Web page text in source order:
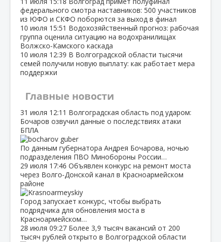
федерального смотра наставников: 500 участников
из ЮФО и СКФО поборются за выход в финал
10 июля 15:51 Водохозяйственный прогноз: рабочая
группа оценила ситуацию на водохранилищах
Волжско‑Камского каскада
10 июля 12:39 В Волгоградской области тысячи
семей получили новую выплату: как работает мера
поддержки
Главные новости
31 июля 12:11 Волгоградская область под ударом:
Бочаров озвучил данные о последствиях атаки
БПЛА
По данным губернатора Андрея Бочарова, ночью
подразделения ПВО Минобороны России…
29 июля 17:46 Объявлен конкурс на ремонт моста
через Волго‑Донской канал в Красноармейском
районе
Город запускает конкурс, чтобы выбрать
подрядчика для обновления моста в
Красноармейском…
28 июля 09:27 Более 3,9 тысяч вакансий от 200
тысяч рублей открыто в Волгоградской области